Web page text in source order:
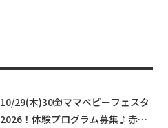
10/29(木)30㈮ママベビーフェスタ
2026！体験プログラム募集♪赤ち